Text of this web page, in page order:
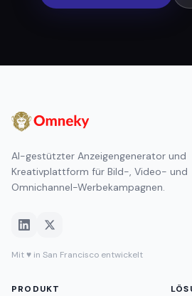
AI-gestützter Anzeigengenerator und
Kreativplattform für Bild-, Video- und
Omnichannel-Werbekampagnen.
Mit ♥ in San Francisco entwickelt
PRODUKT